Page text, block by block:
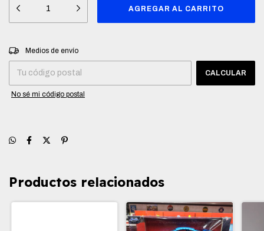
Entregas para el CP:
Medios de envío
CALCULAR
No sé mi código postal
Productos relacionados